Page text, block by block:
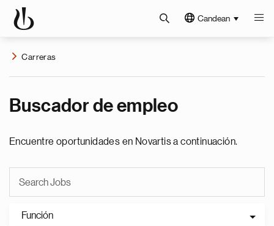
Candean
Carreras
Buscador de empleo
Encuentre oportunidades en Novartis a continuación.
Función